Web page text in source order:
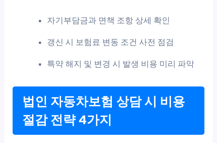
자기부담금과 면책 조항 상세 확인
갱신 시 보험료 변동 조건 사전 점검
특약 해지 및 변경 시 발생 비용 미리 파악
법인 자동차보험 상담 시 비용
절감 전략 4가지